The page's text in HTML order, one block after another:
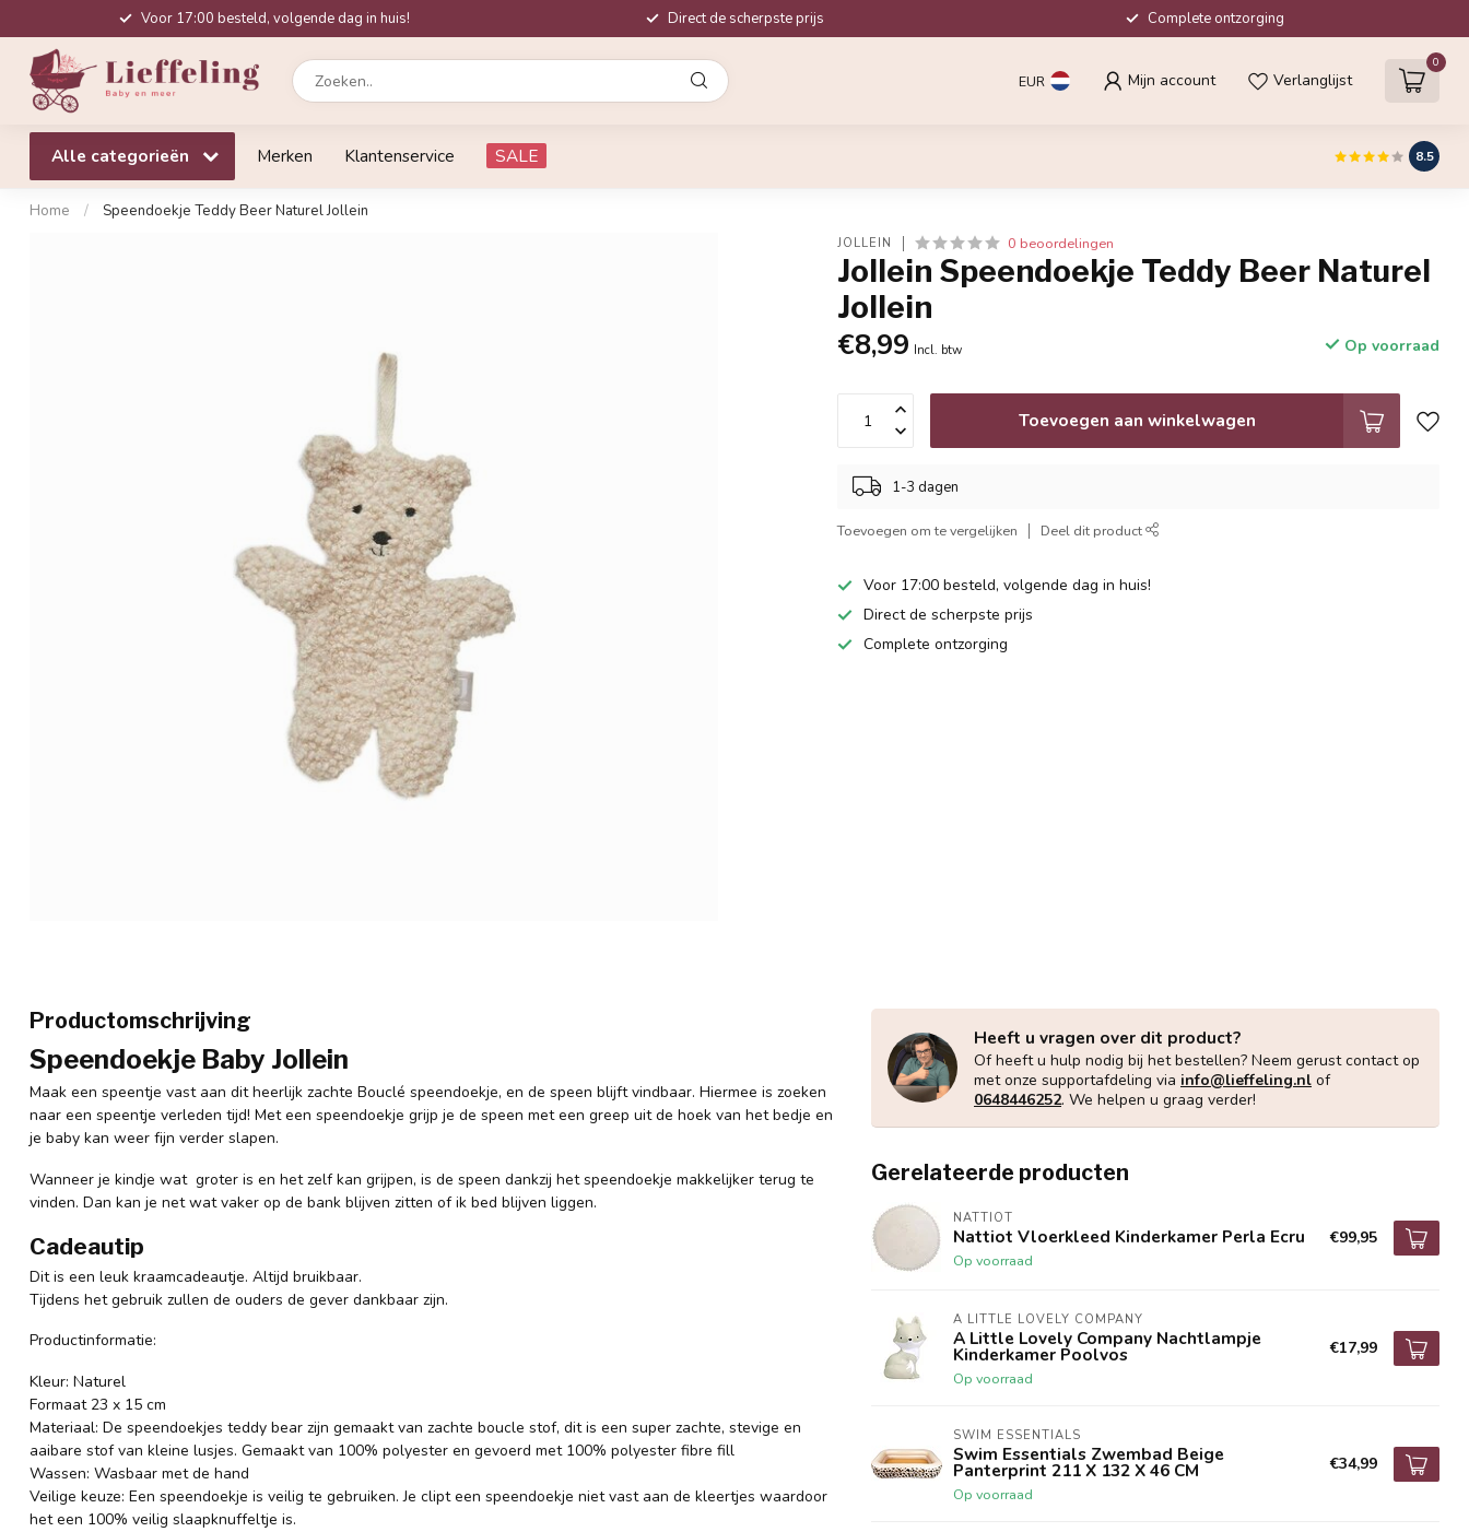
Voor 17:00 besteld, volgende dag in huis! Direct de scherpste prijs Complete ontzorging
EUR Mijn account Verlanglijst
0
Alle categorieën Merken Klantenservice SALE 8.5
Home / Speendoekje Teddy Beer Naturel Jollein
JOLLEIN 0 beoordelingen
Jollein Speendoekje Teddy Beer Naturel
Jollein
€8,99 Incl. btw Op voorraad
Toevoegen aan winkelwagen
1-3 dagen
Toevoegen om te vergelijken Deel dit product
Voor 17:00 besteld, volgende dag in huis!
Direct de scherpste prijs
Complete ontzorging
Productomschrijving
Speendoekje Baby Jollein
Maak een speentje vast aan dit heerlijk zachte Bouclé speendoekje, en de speen blijft vindbaar. Hiermee is zoeken
naar een speentje verleden tijd! Met een speendoekje grijp je de speen met een greep uit de hoek van het bedje en
je baby kan weer fijn verder slapen.
Wanneer je kindje wat groter is en het zelf kan grijpen, is de speen dankzij het speendoekje makkelijker terug te
vinden. Dan kan je net wat vaker op de bank blijven zitten of ik bed blijven liggen.
Cadeautip
Dit is een leuk kraamcadeautje. Altijd bruikbaar.
Tijdens het gebruik zullen de ouders de gever dankbaar zijn.
Productinformatie:
Kleur: Naturel
Formaat 23 x 15 cm
Materiaal: De speendoekjes teddy bear zijn gemaakt van zachte boucle stof, dit is een super zachte, stevige en
aaibare stof van kleine lusjes. Gemaakt van 100% polyester en gevoerd met 100% polyester fibre fill
Wassen: Wasbaar met de hand
Veilige keuze: Een speendoekje is veilig te gebruiken. Je clipt een speendoekje niet vast aan de kleertjes waardoor
het een 100% veilig slaapknuffeltje is.
Heeft u vragen over dit product?
Of heeft u hulp nodig bij het bestellen? Neem gerust contact op
met onze supportafdeling via info@lieffeling.nl of
0648446252. We helpen u graag verder!
Gerelateerde producten
NATTIOT
Nattiot Vloerkleed Kinderkamer Perla Ecru
Op voorraad
€99,95
A LITTLE LOVELY COMPANY
A Little Lovely Company Nachtlampje
Kinderkamer Poolvos
Op voorraad
€17,99
SWIM ESSENTIALS
Swim Essentials Zwembad Beige
Panterprint 211 X 132 X 46 CM
Op voorraad
€34,99